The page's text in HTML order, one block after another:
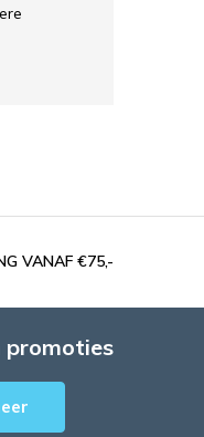
VANAF €75,-
promoties